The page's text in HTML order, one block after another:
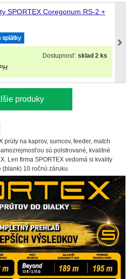
SPORTEX Coregonum RS-2 +
Dostupnosť:sklad 2 ks
produky
prúty na kaprov, sumcov, feeder, match
sú polstrované, kvalitné
Len firma SPORTEX vedomá si kvality
10 ročnú záruku.